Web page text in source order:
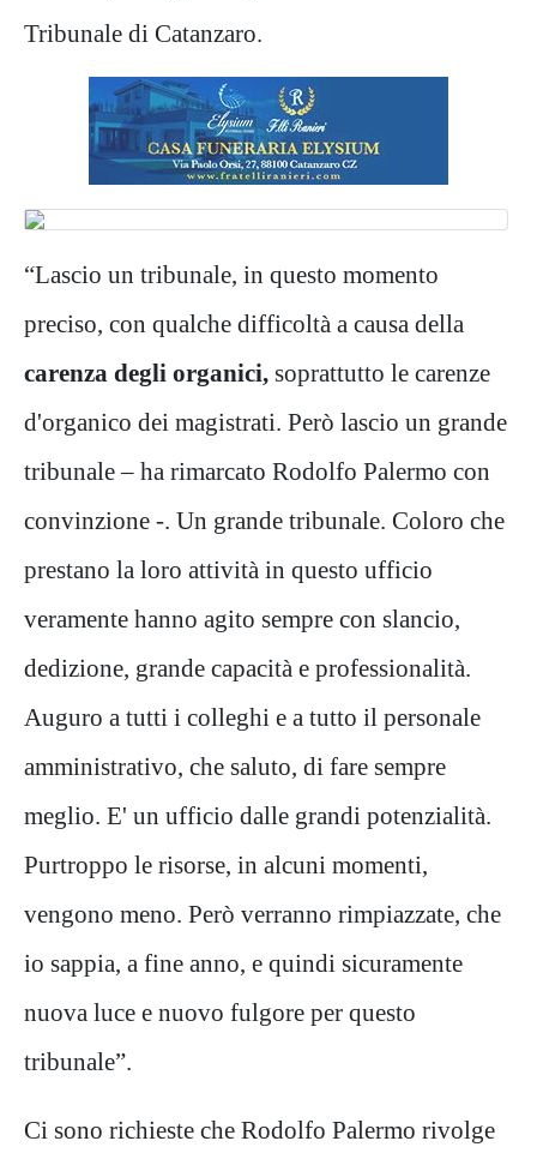
Tribunale di Catanzaro.
“Lascio un tribunale, in questo momento
preciso, con qualche difficoltà a causa della
carenza degli organici, soprattutto le carenze
d'organico dei magistrati. Però lascio un grande
tribunale – ha rimarcato Rodolfo Palermo con
convinzione -. Un grande tribunale. Coloro che
prestano la loro attività in questo ufficio
veramente hanno agito sempre con slancio,
dedizione, grande capacità e professionalità.
Auguro a tutti i colleghi e a tutto il personale
amministrativo, che saluto, di fare sempre
meglio. E' un ufficio dalle grandi potenzialità.
Purtroppo le risorse, in alcuni momenti,
vengono meno. Però verranno rimpiazzate, che
io sappia, a fine anno, e quindi sicuramente
nuova luce e nuovo fulgore per questo
tribunale”.
Ci sono richieste che Rodolfo Palermo rivolge